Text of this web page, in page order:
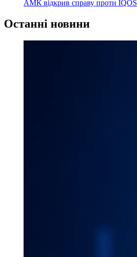
АМК відкрив справу проти IQOS
Останні новини